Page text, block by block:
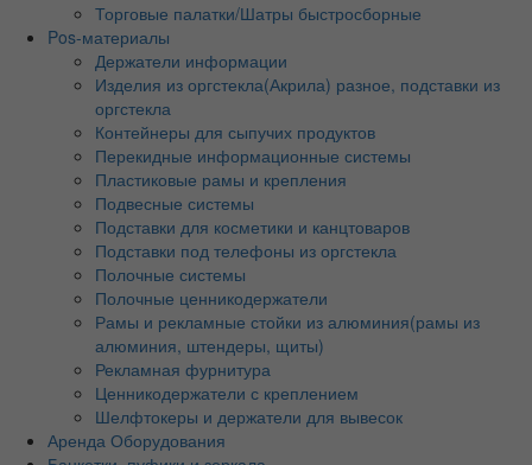
Торговые палатки/Шатры быстросборные
Pos-материалы
Держатели информации
Изделия из оргстекла(Акрила) разное, подставки из
оргстекла
Контейнеры для сыпучих продуктов
Перекидные информационные системы
Пластиковые рамы и крепления
Подвесные системы
Подставки для косметики и канцтоваров
Подставки под телефоны из оргстекла
Полочные системы
Полочные ценникодержатели
Рамы и рекламные стойки из алюминия(рамы из
алюминия, штендеры, щиты)
Рекламная фурнитура
Ценникодержатели с креплением
Шелфтокеры и держатели для вывесок
Аренда Оборудования